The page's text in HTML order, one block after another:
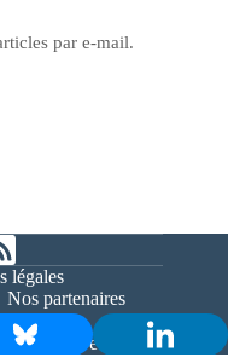
par e-mail.
légales
Nos partenaires
Web